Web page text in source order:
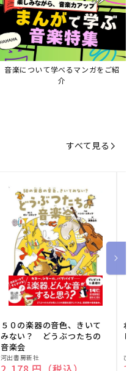
音楽について学べるマンガをご紹
介
すべて見る
５０の楽器の音色、きいて
みない？ どうぶつたちの
音楽会
販
河出書房新社
ね
販ひ